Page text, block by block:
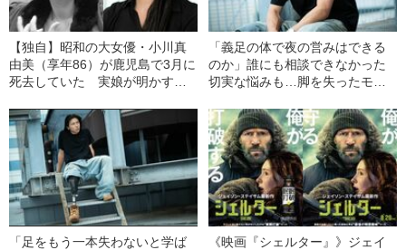
【独自】昭和の大女優・小川真
由美（享年86）が鹿児島で3月に
死去していた 実娘が明かす
「義足の体で夜の営みはできる
のか」誰にも相談できなかった
切実な悩みも…脚を失ったモデ
運がいい」と言えるワケ
「足をもう一本失わないと学ば
《映画『シェルター』》ジェイ